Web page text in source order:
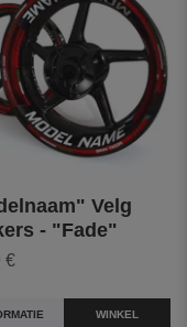
Velg
- "Fade"
€
WINKEL